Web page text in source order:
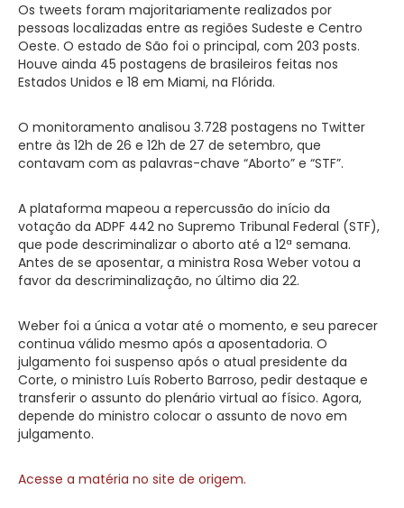
Os tweets foram majoritariamente realizados por
pessoas localizadas entre as regiões Sudeste e Centro
Oeste. O estado de São foi o principal, com 203 posts.
Houve ainda 45 postagens de brasileiros feitas nos
Estados Unidos e 18 em Miami, na Flórida.
O monitoramento analisou 3.728 postagens no Twitter
entre às 12h de 26 e 12h de 27 de setembro, que
contavam com as palavras-chave “Aborto” e “STF”.
A plataforma mapeou a repercussão do início da
votação da ADPF 442 no Supremo Tribunal Federal (STF),
que pode descriminalizar o aborto até a 12ª semana.
Antes de se aposentar, a ministra Rosa Weber votou a
favor da descriminalização, no último dia 22.
Weber foi a única a votar até o momento, e seu parecer
continua válido mesmo após a aposentadoria. O
julgamento foi suspenso após o atual presidente da
Corte, o ministro Luís Roberto Barroso, pedir destaque e
transferir o assunto do plenário virtual ao físico. Agora,
depende do ministro colocar o assunto de novo em
julgamento.
Acesse a matéria no site de origem.